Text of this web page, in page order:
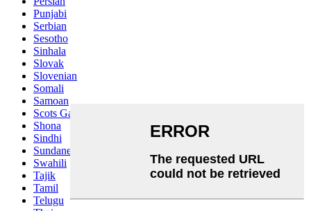
Punjabi
Serbian
Sesotho
Sinhala
Slovak
Slovenian
Somali
Samoan
Scots Gaelic
Shona
Sindhi
Sundanese
Swahili
Tajik
Tamil
Telugu